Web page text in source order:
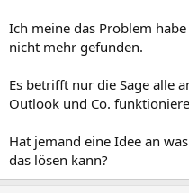
Ich meine das Problem
nicht mehr gefunden.
Es betrifft nur die Sage alle
Outlook und Co.
Hat jemand eine Idee an
das lösen kann?